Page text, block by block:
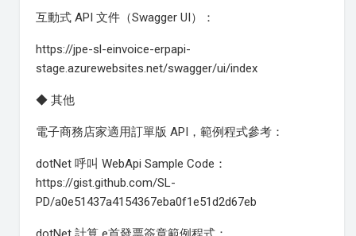
互動式 API 文件（Swagger UI）：
https://jpe-sl-einvoice-erpapi-
stage.azurewebsites.net/swagger/ui/index
◆ 其他
電子商務店家適用訂單版 API，範例程式參考：
dotNet 呼叫 WebApi Sample Code：
https://gist.github.com/SL-
PD/a0e51437a4154367eba0f1e51d2d67eb